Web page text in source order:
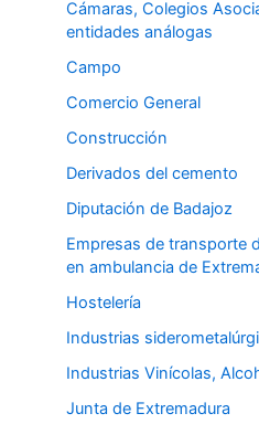
Cámaras, Colegios
entidades análogas
Campo
Comercio General
Construcción
Derivados del cemento
Diputación de Badajoz
Empresas de transporte
en ambulancia de
Hostelería
Industrias
Industrias Vinícolas,
Junta de Extremadura